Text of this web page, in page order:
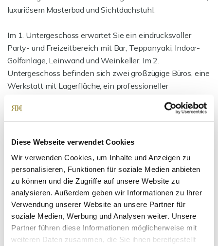
Diese Webseite verwendet Cookies
Wir verwenden Cookies, um Inhalte und Anzeigen zu
personalisieren, Funktionen für soziale Medien anbieten
zu können und die Zugriffe auf unsere Website zu
analysieren. Außerdem geben wir Informationen zu Ihrer
Verwendung unserer Website an unsere Partner für
soziale Medien, Werbung und Analysen weiter. Unsere
Partner führen diese Informationen möglicherweise mit
weiteren Daten zusammen, die Sie ihnen bereitgestellt
luxuriösem Masterbad und Sichtdachstuhl.
Im 1. Untergeschoss erwartet Sie ein eindrucksvoller
Party- und Freizeitbereich mit Bar, Teppanyaki, Indoor-
Golfanlage, Leinwand und Weinkeller. Im 2.
Untergeschoss befinden sich zwei großzügige Büros, eine
Werkstatt mit Lagerfläche, ein professioneller
Nebenräume. Auch in den Untergeschossen sorgen
Lichtschächte und Raumhöhen bis zu 5 Metern für
Weitere Highlights: Fußbodenheizung, Doppelgarage mit
direktem Hauszugang, Gartenhaus, elektrische Rollläden,
hochwertige Bodenbeläge (Granit, Fliesen, Parkett) sowie
mehrere Stellplätze.
Dieses Anwesen ist nicht nur ein Haus, sondern eine
Bühne für Ihr Leben - flex